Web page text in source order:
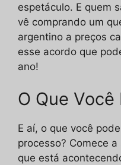
espetáculo. E quem
vê comprando um
argentino a preços
esse acordo que
ano!
O Que Você
E aí, o que você
processo? Comece
que está